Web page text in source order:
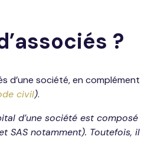
?
société, en
civil).
d’une société est
notamment). Toutefois,